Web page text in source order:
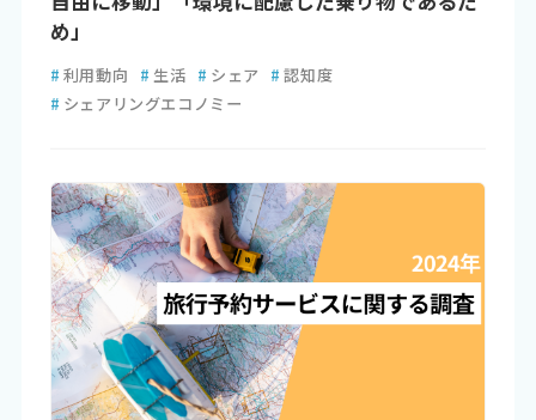
め」
# 利用動向 # 生活 # シェア # 認知度
# シェアリングエコノミー